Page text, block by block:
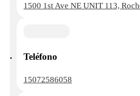
1500 1st Ave NE UNIT 113,
Teléfono
15072586058